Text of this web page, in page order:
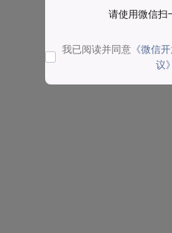
请使用微信扫
我已阅读并同意 《微信
议》